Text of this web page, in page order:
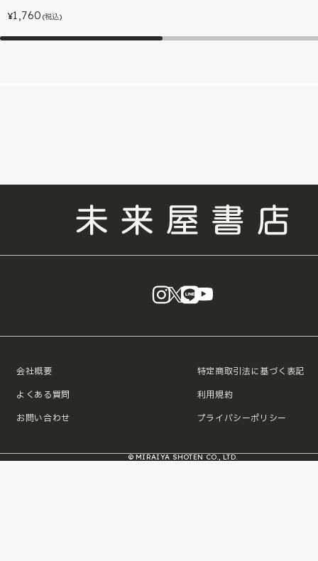
¥1,760 (税込)
instagram
X LINE
会社概要
よくある質問
お問い合わせ
特定商取引法に基づく表記
利用規約
プライバシーポリシー
© MIRAIYA SHOTEN CO., LTD.